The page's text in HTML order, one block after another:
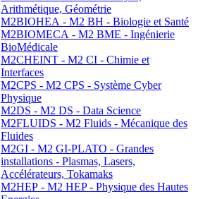
Arithmétique, Géométrie
M2BIOHEA - M2 BH - Biologie et Santé
M2BIOMECA - M2 BME - Ingénierie
BioMédicale
M2CHEINT - M2 CI - Chimie et
Interfaces
M2CPS - M2 CPS - Système Cyber
Physique
M2DS - M2 DS - Data Science
M2FLUIDS - M2 Fluids - Mécanique des
Fluides
M2GI - M2 GI-PLATO - Grandes
installations - Plasmas, Lasers,
Accélérateurs, Tokamaks
M2HEP - M2 HEP - Physique des Hautes